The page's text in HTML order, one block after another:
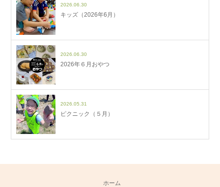
2026.06.30
キッズ（2026年6月）
2026.06.30
2026年６月おやつ
2026.05.31
ピクニック（５月）
ホーム